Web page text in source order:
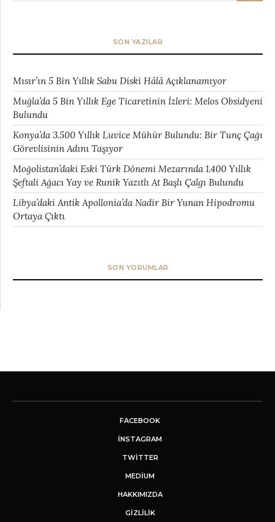
SON YAZILAR
Mısır’ın 5 Bin Yıllık Sabu Diski Hâlâ Açıklanamıyor
Muğla’da 5 Bin Yıllık Ege Ticaretinin İzleri: Melos Obsidyeni
Bulundu
Konya’da 3.500 Yıllık Luvice Mühür Bulundu: Bir Tunç Çağı
Görevlisinin Adını Taşıyor
Moğolistan’daki Eski Türk Dönemi Mezarında 1.400 Yıllık
Şeftali Ağacı Yay ve Runik Yazıtlı At Başlı Çalgı Bulundu
Libya’daki Antik Apollonia’da Nadir Bir Yunan Hipodromu
Ortaya Çıktı
SON YORUMLAR
FACEBOOK
INSTAGRAM
TWITTER
MEDIUM
HAKKIMIZDA
GİZLİLİK